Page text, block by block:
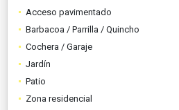
Acceso pavimentado
Barbacoa / Parrilla / Quincho
Cochera / Garaje
Jardín
Patio
Zona residencial